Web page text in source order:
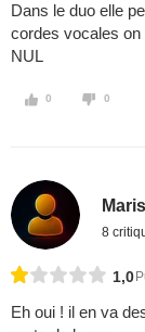
Dans le duo elle
cordes vocales on
NUL
0 0
8
1,0
Eh oui ! il en va